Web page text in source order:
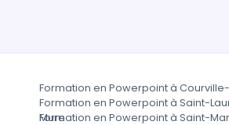
Formation en Powerpoint à
Formation en Powerpoint à Saint-
Mure
Formation en Powerpoint à Saint-